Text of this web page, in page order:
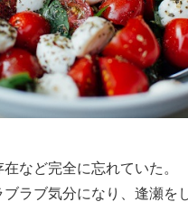
など完全に忘れていた。
ラブ気分になり、逢瀬を